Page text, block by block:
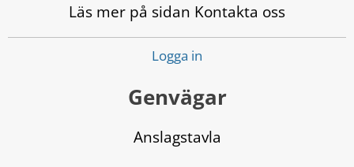
Läs mer på sidan Kontakta oss
Logga in
Genvägar
Anslagstavla